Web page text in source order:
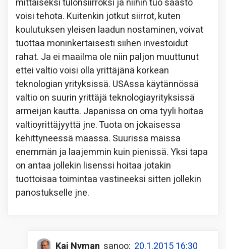
mittaiseksi tulonsiirroksi ja niihin tuo säästö
voisi tehota. Kuitenkin jotkut siirrot, kuten
koulutuksen yleisen laadun nostaminen, voivat
tuottaa moninkertaisesti siihen investoidut
rahat. Ja ei maailma ole niin paljon muuttunut
ettei valtio voisi olla yrittäjänä korkean
teknologian yrityksissä. USAssa käytännössä
valtio on suurin yrittäjä teknologiayrityksissä
armeijan kautta. Japanissa on oma tyyli hoitaa
valtioyrittäjyyttä jne. Tuota on jokaisessa
kehittyneessä maassa. Suurissa maissa
enemmän ja laajemmin kuin pienissä. Yksi tapa
on antaa jollekin lisenssi hoitaa jotakin
tuottoisaa toimintaa vastineeksi sitten jollekin
panostukselle jne.